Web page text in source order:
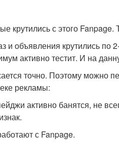
с этого Fanpage.
и объявления крутились по
активно тестит. И на
точно. Поэтому можно
рекламы:
активно банятся, не
с Fanpage.